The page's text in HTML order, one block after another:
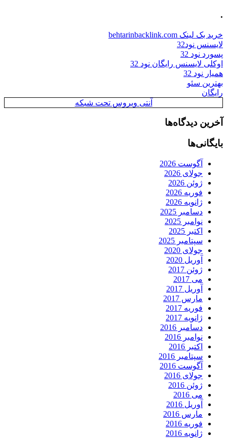
.
خرید بک لینک behtarinbacklink.com
لایسنس نود32
پسورد نود 32
اوکلی لایسنس رایگان نود 32
همیار نود 32
بهترین سئو
رایگان
آنتی ویروس تحت شبکه
آخرین دیدگاه‌ها
بایگانی‌ها
آگوست 2026
جولای 2026
ژوئن 2026
فوریه 2026
ژانویه 2026
دسامبر 2025
نوامبر 2025
اکتبر 2025
سپتامبر 2025
جولای 2020
آوریل 2020
ژوئن 2017
می 2017
آوریل 2017
مارس 2017
فوریه 2017
ژانویه 2017
دسامبر 2016
نوامبر 2016
اکتبر 2016
سپتامبر 2016
آگوست 2016
جولای 2016
ژوئن 2016
می 2016
آوریل 2016
مارس 2016
فوریه 2016
ژانویه 2016